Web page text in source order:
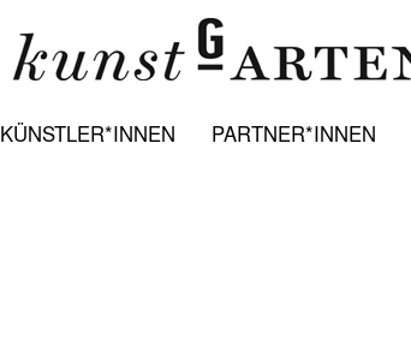
KÜNSTLER*INNEN PARTNER*INNEN